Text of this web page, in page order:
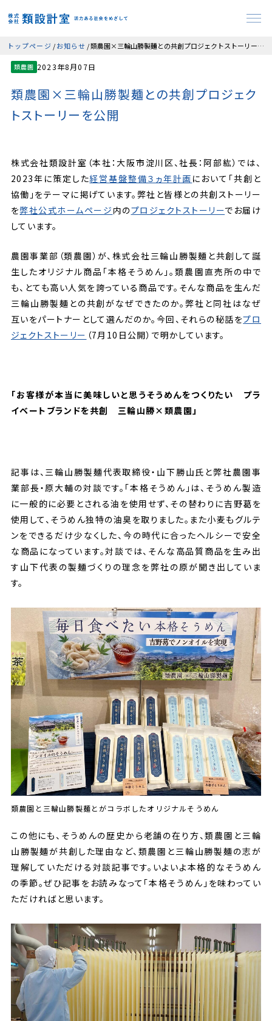
トップページ お知らせ 類農園×三輪山勝製麺との共創プロジェクトストーリーを公開
類農園 2023年8月07日
類農園×三輪山勝製麺との共創プロジェク
トストーリーを公開
株式会社類設計室（本社：大阪市淀川区、社長：阿部紘）では、
2023年に策定した経営基盤整備３ヵ年計画 において「共創と
協働」をテーマに掲げています。弊社と皆様との共創ストーリー
を弊社公式ホームページ 内のプロジェクトストーリーでお届け
しています。
農園事業部（類農園）が、株式会社三輪山勝製麺と共創して誕
生したオリジナル商品「本格そうめん」。類農園直売所の中で
も、とても高い人気を誇っている商品です。そんな商品を生んだ
三輪山勝製麺との共創がなぜできたのか。弊社と同社はなぜ
互いをパートナーとして選んだのか。今回、それらの秘話をプロ
ジェクトストーリー （7月10日公開）で明かしています。
「お客様が本当に美味しいと思うそうめんをつくりたい プラ
イベートブランドを共創 三輪山勝×類農園」
記事は、三輪山勝製麺代表取締役・山下勝山氏と弊社農園事
業部長・原大輔の対談です。「本格そうめん」は、そうめん製造
に一般的に必要とされる油を使用せず、その替わりに吉野葛を
使用して、そうめん独特の油臭を取りました。また小麦もグルテ
ンをできるだけ少なくした、今の時代に合ったヘルシーで安全
な商品になっています。対談では、そんな高品質商品を生み出
す山下代表の製麺づくりの理念を弊社の原が聞き出していま
す。
類農園と三輪山勝製麺とがコラボしたオリジナルそうめん
この他にも、そうめんの歴史から老舗の在り方、類農園と三輪
山勝製麺が共創した理由など、類農園と三輪山勝製麺の志が
理解していただける対談記事です。いよいよ本格的なそうめん
の季節。ぜひ記事をお読みなって「本格そうめん」を味わってい
ただければと思います。